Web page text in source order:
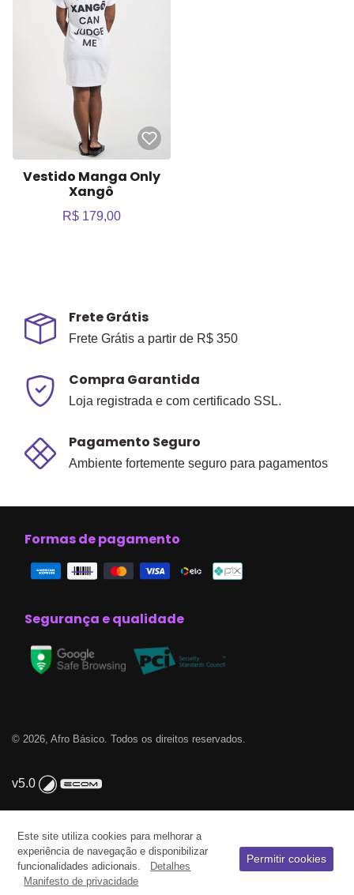
Vestido Manga Only
Xangô
R$ 179,00
Frete Grátis
Frete Grátis a partir de R$ 350
Compra Garantida
Loja registrada e com certificado SSL.
Pagamento Seguro
Ambiente fortemente seguro para pagamentos
Formas de pagamento
Segurança e qualidade
© 2026, Afro Básico. Todos os direitos reservados.
v5.0
Este site utiliza cookies para melhorar a
experiência de navegação e disponibilizar
funcionalidades adicionais.
Detalhes
Manifesto de privacidade
Permitir cookies